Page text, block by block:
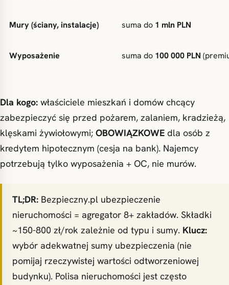
Mury (ściany, instalacje) suma do 1 mln PLN
Wyposażenie suma do 100 000 PLN
Dla kogo: właściciele mieszkań i domów chcący
zabezpieczyć się przed pożarem, zalaniem, kradzieżą,
klęskami żywiołowymi; OBOWIĄZKOWE dla osób z
kredytem hipotecznym (cesja na bank). Najemcy
potrzebują tylko wyposażenia + OC, nie murów.
TL;DR: Bezpieczny.pl ubezpieczenie
nieruchomości = agregator 8+ zakładów. Składki
~150-800 zł/rok zależnie od typu i sumy. Klucz:
wybór adekwatnej sumy ubezpieczenia (nie
pomijaj rzeczywistej wartości odtworzeniowej
budynku). Polisa nieruchomości jest często